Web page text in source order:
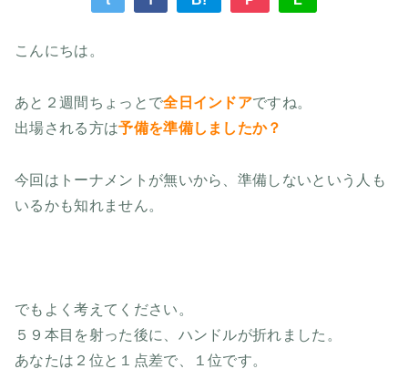
こんにちは。
あと２週間ちょっとで全日インドアですね。
出場される方は予備を準備しましたか？
今回はトーナメントが無いから、準備しないという人も
いるかも知れません。
でもよく考えてください。
５９本目を射った後に、ハンドルが折れました。
あなたは２位と１点差で、１位です。